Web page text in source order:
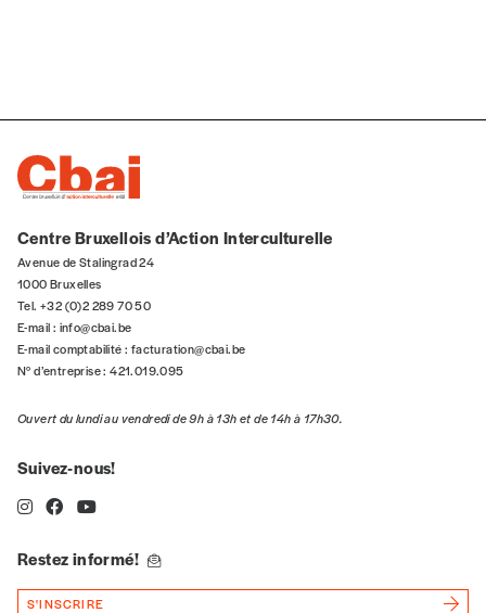
n°
Localité
Je souhaite recevoir une facture
J’ai lu et j’accepte votre politique
Lire notre
Ajouter un message (facultatif)
Centre Bruxellois d’Action Interculturelle
Avenue de Stalingrad 24
1000 Bruxelles
Tel. +32 (0)2 289 70 50
E-mail : info@cbai.be
E-mail comptabilité : facturation@cbai.be
N° d’entreprise : 421.019.095
Ouvert du lundi au vendredi de 9h à 13h et de 14h à 17h30.
Suivez-nous!
Restez informé!
S'INSCRIRE